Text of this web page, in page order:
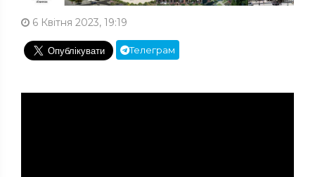
6 Квітня 2023, 19:19
Телеграм